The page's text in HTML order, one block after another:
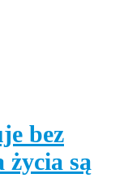
bez
życia są